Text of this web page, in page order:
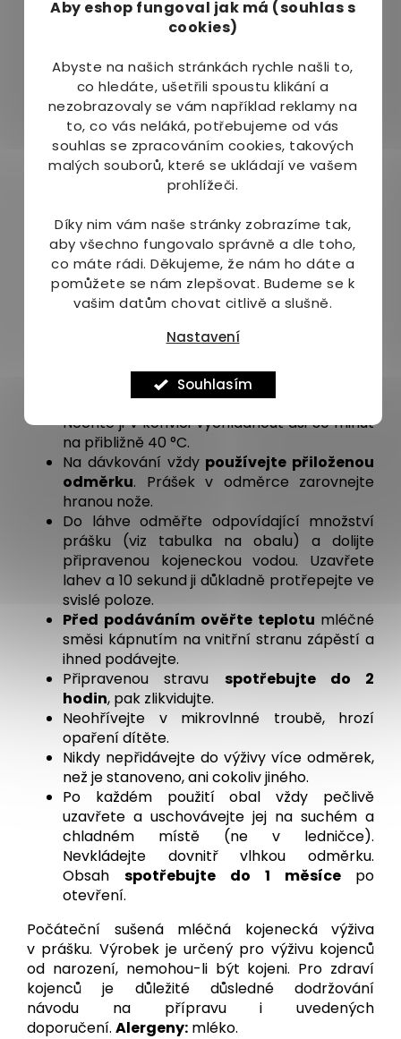
Aby eshop fungoval jak má (souhlas s
cookies)
Abyste na našich stránkách rychle našli to,
co hledáte, ušetřili spoustu klikání a
nezobrazovaly se vám například reklamy na
to, co vás neláká, potřebujeme od vás
souhlas se zpracováním cookies, takových
malých souborů, které se ukládají ve vašem
prohlížeči.
Díky nim vám naše stránky zobrazíme tak,
aby všechno fungovalo správně a dle toho,
co máte rádi. Děkujeme, že nám ho dáte a
pomůžete se nám zlepšovat. Budeme se k
vašim datům chovat citlivě a slušně.
Nastavení
Souhlasím
150 ml připraveného nápoje … 5 odměrek
1 odměrka = 5 gramů sušeného prášku
Balení:
1500 g
Důležité upozornění:
Kojení je nejpřirozenější a nejlepší způsob
výživy dítěte a mělo by probíhat tak dlouho,
jak je to možné. Před zahájením přikrmování
dítěte pomocí počátečního mléka COLVIA
pro děti se poraďte s dětským lékařem, nebo
osobou kvalifikovanou v oblasti farmacie,
výživy lidí nebo péče o matku a dítě.
Vysterilizujte všechno používané nádobí a
převařte pitnou vodu určenou pro kojence.
Nechte ji v konvici vychladnout asi 30 minut
na přibližně 40 °C.
Na dávkování vždy používejte přiloženou
odměrku. Prášek v odměrce zarovnejte
hranou nože.
Do láhve odměřte odpovídající množství
prášku (viz tabulka na obalu) a dolijte
připravenou kojeneckou vodou. Uzavřete
lahev a 10 sekund ji důkladně protřepejte ve
svislé poloze.
Před podáváním ověřte teplotu mléčné
směsi kápnutím na vnitřní stranu zápěstí a
ihned podávejte.
Připravenou stravu spotřebujte do 2
hodin, pak zlikvidujte.
Neohřívejte v mikrovlnné troubě, hrozí
opaření dítěte.
Nikdy nepřidávejte do výživy více odměrek,
než je stanoveno, ani cokoliv jiného.
Po každém použití obal vždy pečlivě
uzavřete a uschovávejte jej na suchém a
chladném místě (ne v ledničce).
Nevkládejte dovnitř vlhkou odměrku.
Obsah spotřebujte do 1 měsíce po
otevření.
Počáteční sušená mléčná kojenecká výživa
v prášku. Výrobek je určený pro výživu kojenců
od narození, nemohou-li být kojeni. Pro zdraví
kojenců je důležité důsledné dodržování
návodu na přípravu i uvedených
doporučení. Alergeny: mléko.